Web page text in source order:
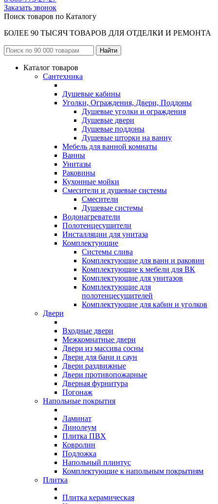
Заказать звонок
Поиск товаров по Каталогу
БОЛЕЕ 90 ТЫСЯЧ ТОВАРОВ ДЛЯ ОТДЕЛКИ И РЕМОНТА
Каталог товаров
Сантехника
Душевые кабины
Уголки, Ограждения, Двери, Поддоны
Душевые уголки и ограждения
Душевые двери
Душевые поддоны
Душевые шторки на ванну
Мебель для ванной комнаты
Ванны
Унитазы
Раковины
Кухонные мойки
Смесители и душевые системы
Смесители
Душевые системы
Водонагреватели
Полотенцесушители
Инсталляции для унитаза
Комплектующие
Системы слива
Комплектующие для ванн и раковин
Комплектующие к мебели для ВК
Комплектующие для унитазов
Комплектующие для
полотенцесушителей
Комплектующие для кабин и уголков
Двери
Входные двери
Межкомнатные двери
Двери из массива сосны
Двери для бани и саун
Двери раздвижные
Двери противопожарные
Дверная фурнитура
Погонаж
Напольные покрытия
Ламинат
Линолеум
Плитка ПВХ
Ковролин
Подложка
Напольный плинтус
Комплектующие к напольным покрытиям
Плитка
Плитка керамическая